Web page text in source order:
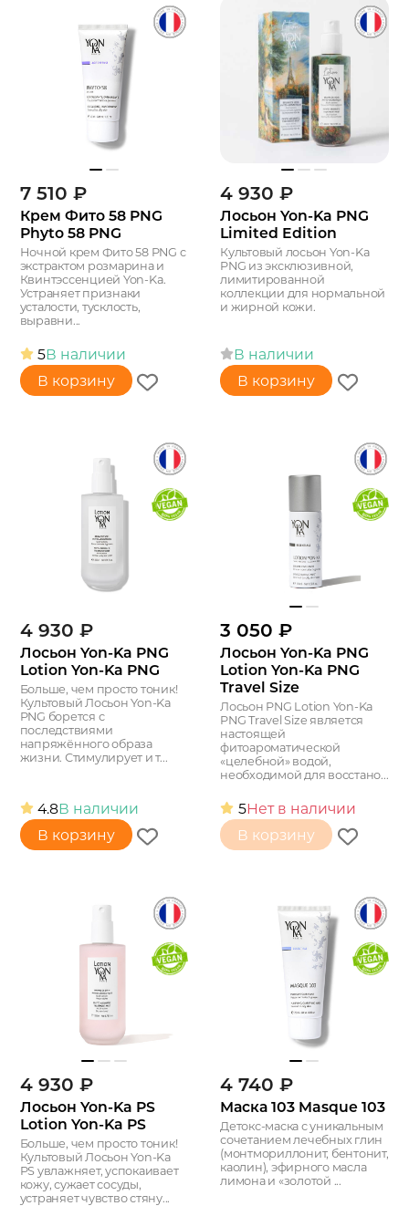
7 510 ₽
Крем Фито 58 PNG
Phyto 58 PNG
Ночной крем Фито 58 PNG c
экстрактом розмарина и
Квинтэссенцией Yon-Ka.
Устраняет признаки
усталости, тусклость,
выравни...
5В наличии
В корзину
4 930 ₽
Лосьон Yon-Ka PNG
Limited Edition
Культовый лосьон Yon-Ka
PNG из эксклюзивной,
лимитированной
коллекции для нормальной
и жирной кожи.
В наличии
В корзину
4 930 ₽
Лосьон Yon-Ka PNG
Lotion Yon-Ka PNG
Больше, чем просто тоник!
Культовый Лосьон Yon-Ka
PNG борется с
последствиями
напряжённого образа
жизни. Стимулирует и т...
4.8В наличии
В корзину
3 050 ₽
Лосьон Yon-Ka PNG
Lotion Yon-Ka PNG
Travel Size
Лосьон PNG Lotion Yon-Ka
PNG Travel Size является
настоящей
фитоароматической
«целебной» водой,
необходимой для восстано...
5Нет в наличии
В корзину
4 930 ₽
Лосьон Yon-Ka PS
Lotion Yon-Ka PS
Больше, чем просто тоник!
Культовый Лосьон Yon-Ka
PS увлажняет, успокаивает
кожу, сужает сосуды,
устраняет чувство стяну...
4 740 ₽
Маска 103 Masque 103
Детокс-маска с уникальным
сочетанием лечебных глин
(монтмориллонит, бентонит,
каолин), эфирного масла
лимона и «золотой ...